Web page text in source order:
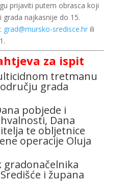
prijaviti putem obrasca koji
grada najkasnije do 15.
grad@mursko-sredisce.hrili
za ispit
tretmanu
grada
pobjede i
Dana
te obljetnice
operacije Oluja
gradonačelnika
i župana